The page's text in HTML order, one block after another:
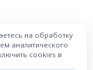
на обработку
аналитического
cookies в